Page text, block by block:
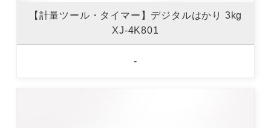
【計量ツール・タイマー】デジタルはかり 3kg
XJ-4K801
-